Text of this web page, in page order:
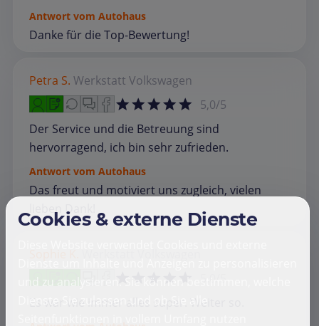
Antwort vom Autohaus
Danke für die Top-Bewertung!
Petra S. Werkstatt Volkswagen
5,0/5
Der Service und die Betreuung sind
hervorragend, ich bin sehr zufrieden.
Antwort vom Autohaus
Das freut und motiviert uns zugleich, vielen
lieben Dank!
Sophie K.
Es war wie immer alles super. Weiter so.
Cookies & externe Dienste
Dienste um Inhalte und Anzeigen zu personalisieren
und zu analysieren. Sie können bestimmen, welche
Dienste Sie zulassen und ob Sie alle